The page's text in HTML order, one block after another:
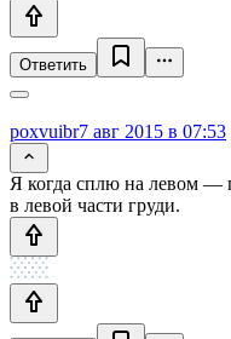
Ответить
poxvuibr7 авг 2015 в 07:53
Я когда сплю на левом —
в левой части груди.